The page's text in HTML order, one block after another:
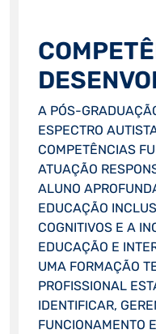
A PÓS-
ESPECTRO
COMPETÊNCIAS
ATUAÇÃO
ALUNO
EDUCAÇÃO
COGNITIVOS E A
EDUCAÇÃO E
UMA FORMAÇÃO
PROFISSIONAL
IDENTIFICAR,
FUNCIONAMENTO